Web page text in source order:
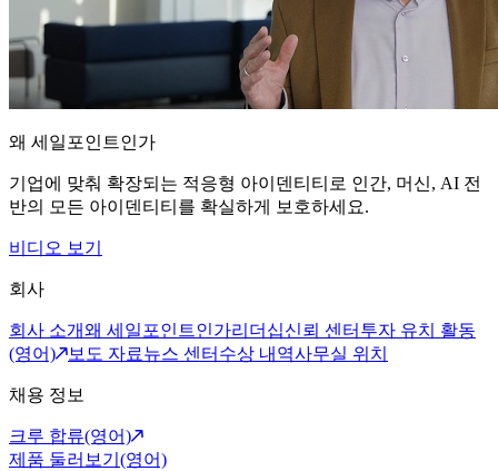
왜 세일포인트인가
기업에 맞춰 확장되는 적응형 아이덴티티로 인간, 머신, AI 전
반의 모든 아이덴티티를 확실하게 보호하세요.
비디오 보기
회사
회사 소개왜 세일포인트인가리더십신뢰 센터 투자 유치 활동
(영어)
보도 자료뉴스 센터 수상 내역사무실 위치
채용 정보
크루 합류(영어)
제품 둘러보기(영어)